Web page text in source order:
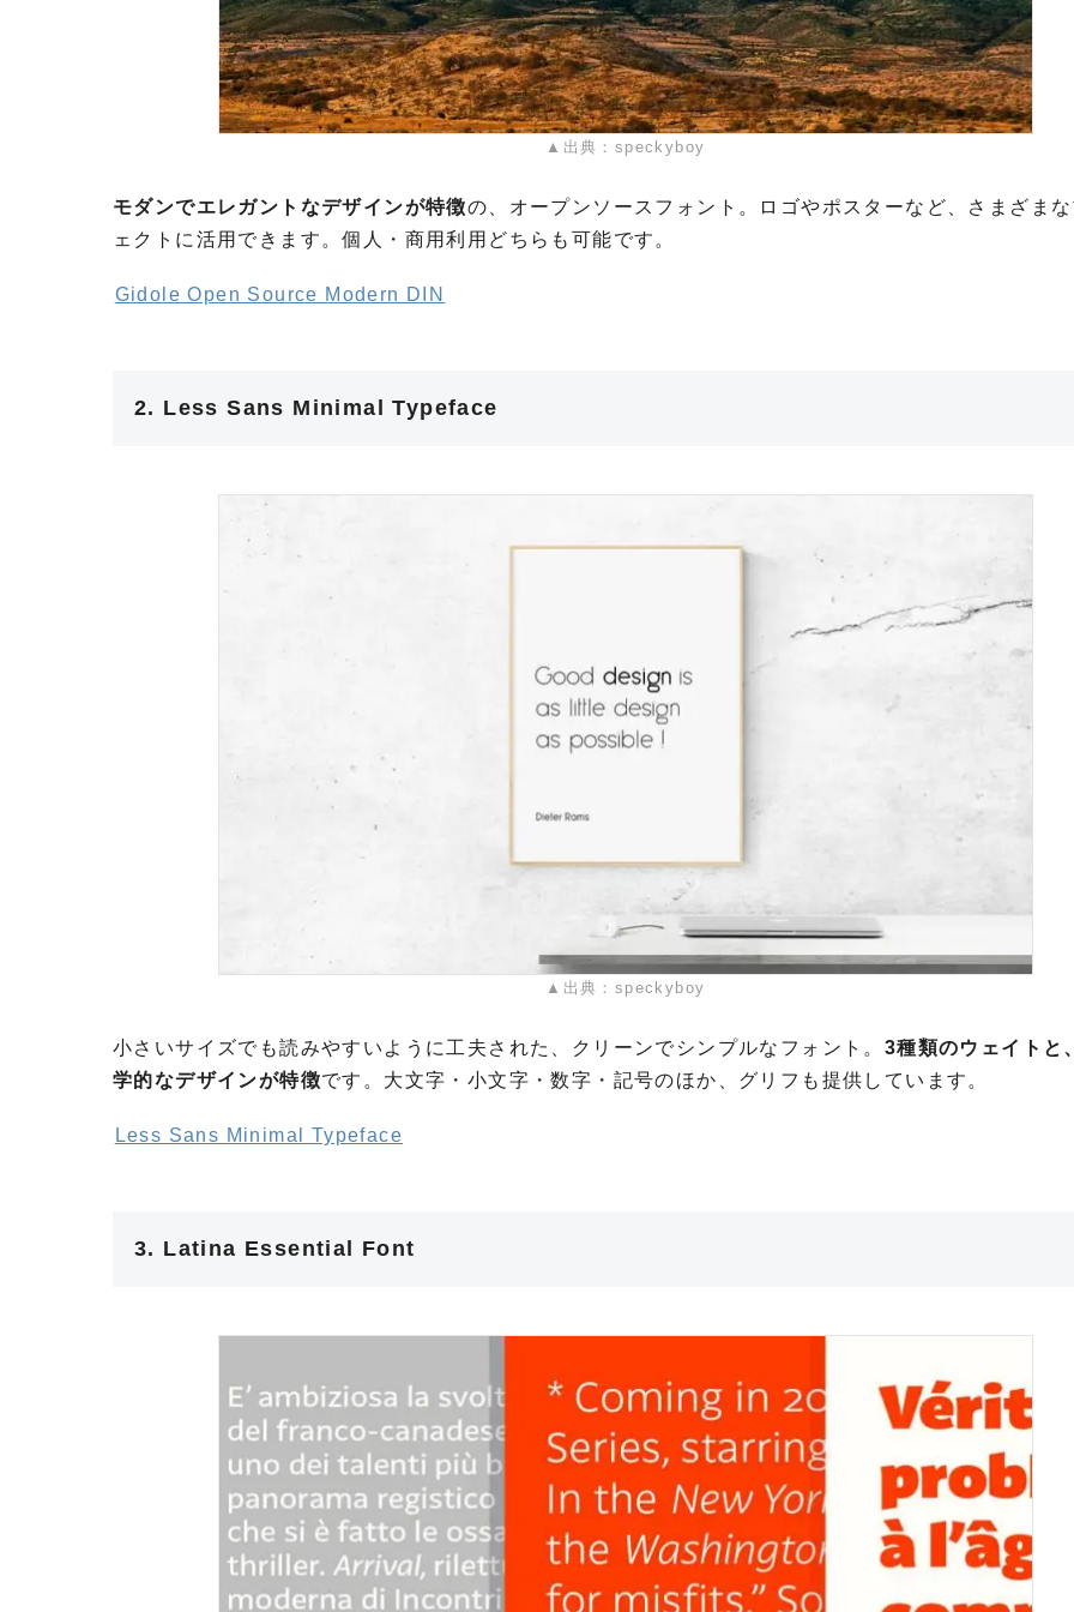
▲出典：speckyboy
モダンでエレガントなデザインが特徴の、オープンソースフォント。ロゴやポスターなど、さまざま
ェクトに活用できます。個人・商用利用どちらも可能です。
Gidole Open Source Modern DIN
2. Less Sans Minimal Typeface
▲出典：speckyboy
小さいサイズでも読みやすいように工夫された、クリーンでシンプルなフォント。 3種類のウェイトと
学的なデザインが特徴です。大文字・小文字・数字・記号のほか、グリフも提供しています。
Less Sans Minimal Typeface
3. Latina Essential Font